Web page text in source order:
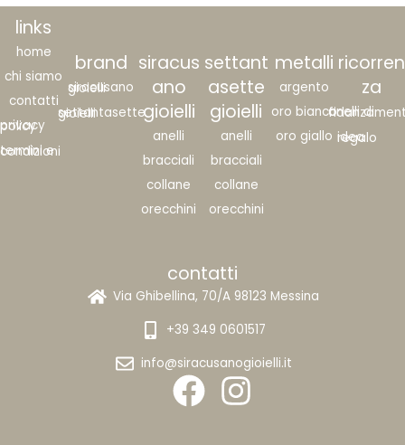
home
chi siamo
contatti
privacy policy
termini e condizioni
settantasette gioielli
gioielli
anelli
bracciali
collane
orecchini
gioielli
anelli
bracciali
collane
orecchini
oro bianco
oro giallo
anelli di
idea regalo
+39 349 0601517
info@siracusanogioielli.it